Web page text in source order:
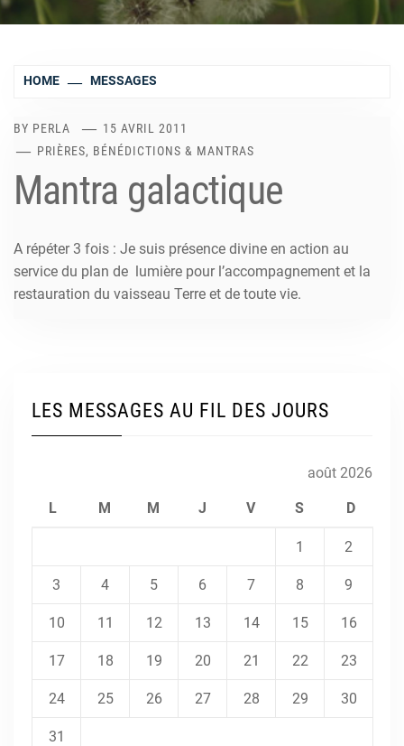
HOME MESSAGES
BY PERLA
15 AVRIL 2011
PRIÈRES, BÉNÉDICTIONS & MANTRAS
Mantra galactique
A répéter 3 fois : Je suis présence divine en action au
service du plan de lumière pour l’accompagnement et la
restauration du vaisseau Terre et de toute vie.
LES MESSAGES AU FIL DES JOURS
août 2026
L M M J V S D
1 2
3 4 5 6 7 8 9
10 11 12 13 14 15 16
17 18 19 20 21 22 23
24 25 26 27 28 29 30
31